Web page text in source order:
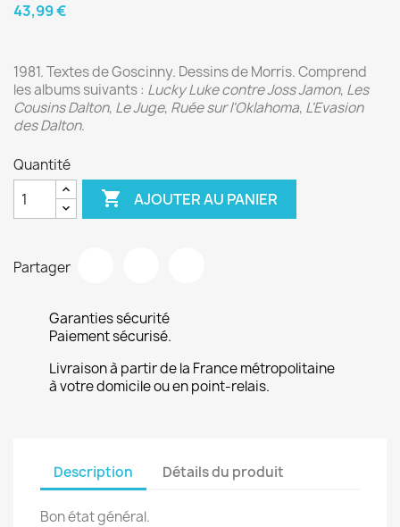
43,99 €
1981. Textes de Goscinny. Dessins de Morris. Comprend
les albums suivants : Lucky Luke contre Joss Jamon, Les
Cousins Dalton, Le Juge, Ruée sur l'Oklahoma, L'Evasion
des Dalton.
Quantité
 AJOUTER AU PANIER
Partager
Garanties sécurité
Paiement sécurisé.
Livraison à partir de la France métropolitaine
à votre domicile ou en point-relais.
Description Détails du produit
Bon état général.